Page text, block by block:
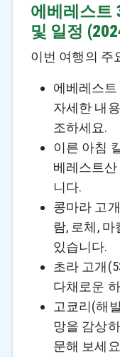
에베레스트
및 일정
이번 여행의 주
에베레스트
자세한 내
조하세요.
이른 아침
베레스트
니다.
콩마라 고
람, 로체,
있습니다.
초라 고개
다채로운
고쿄리(해
망을 감상
문해 보세